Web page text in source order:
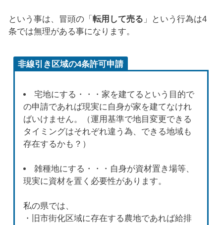
という事は、冒頭の「 転用して売る 」という行為は4
条では無理がある事になります。
非線引き区域の4条許可申請
宅地にする・・・家を建てるという目的で
の申請であれば現実に自身が家を建てなけれ
ばいけません。（運用基準で地目変更できる
タイミングはそれぞれ違う為、できる地域も
存在するかも？）
雑種地にする・・・自身が資材置き場等、
現実に資材を置く必要性があります。
私の県では、
・旧市街化区域に存在する農地であれば給排